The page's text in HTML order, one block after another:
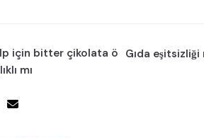
için bitter çikolata ö
mı
Gıda